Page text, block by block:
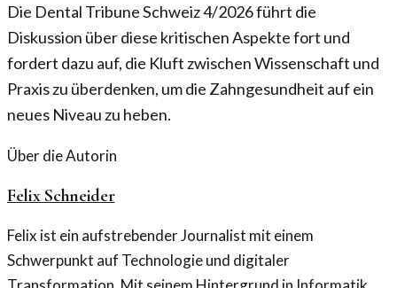
Die Dental Tribune Schweiz 4/2026 führt die
Diskussion über diese kritischen Aspekte fort und
fordert dazu auf, die Kluft zwischen Wissenschaft und
Praxis zu überdenken, um die Zahngesundheit auf ein
neues Niveau zu heben.
Über die Autorin
Felix Schneider
Felix ist ein aufstrebender Journalist mit einem
Schwerpunkt auf Technologie und digitaler